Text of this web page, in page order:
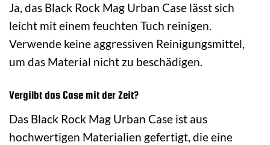
Ja, das Black Rock Mag Urban Case lässt sich
leicht mit einem feuchten Tuch reinigen.
Verwende keine aggressiven Reinigungsmittel,
um das Material nicht zu beschädigen.
Vergilbt das Case mit der Zeit?
Das Black Rock Mag Urban Case ist aus
hochwertigen Materialien gefertigt, die eine